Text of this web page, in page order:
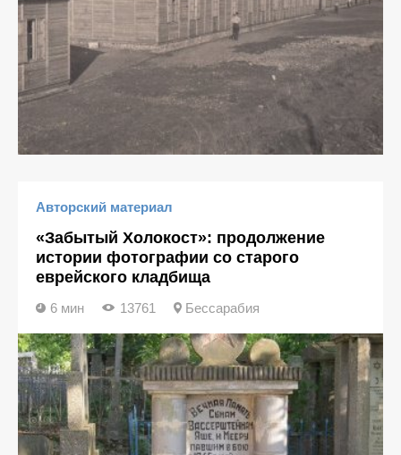
Авторский материал
«Забытый Холокост»: продолжение
истории фотографии со старого
еврейского кладбища
6 мин 13761 Бессарабия